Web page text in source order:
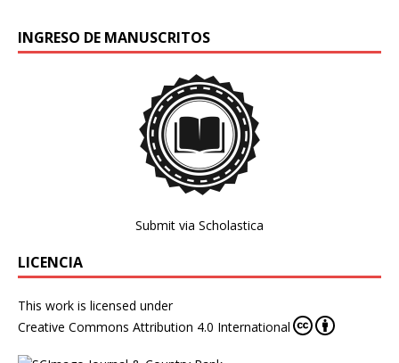
INGRESO DE MANUSCRITOS
Submit via Scholastica
LICENCIA
This work is licensed under
Creative Commons Attribution 4.0 International